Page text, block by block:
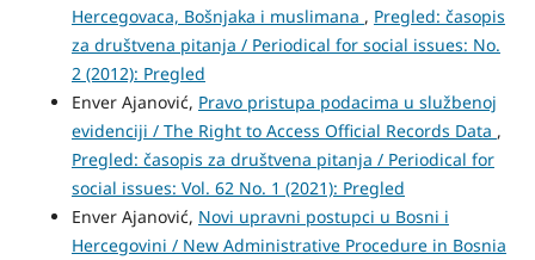
Hercegovaca, Bošnjaka i muslimana , Pregled: časopis
za društvena pitanja / Periodical for social issues: No.
2 (2012): Pregled
Enver Ajanović, Pravo pristupa podacima u službenoj
evidenciji / The Right to Access Official Records Data ,
Pregled: časopis za društvena pitanja / Periodical for
social issues: Vol. 62 No. 1 (2021): Pregled
Enver Ajanović, Novi upravni postupci u Bosni i
Hercegovini / New Administrative Procedure in Bosnia